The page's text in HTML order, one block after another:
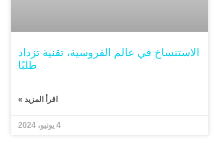
الاستنساخ في عالم الفروسية، تقنية تزداد
طلبًا
اقرأ المزيد »
4 يونيو، 2024